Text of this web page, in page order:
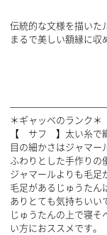
伝統的な文様を描いた
まるで美しい額縁に収
＊ギャッベのランク＊
【 サフ 】太い糸で
目の細かさはジャマー
ふわりとした手作りの
ジャマールよりも毛足
毛足があるじゅうたん
ありとても気持ちいい
じゅうたんの上で寝
い方におススメです。